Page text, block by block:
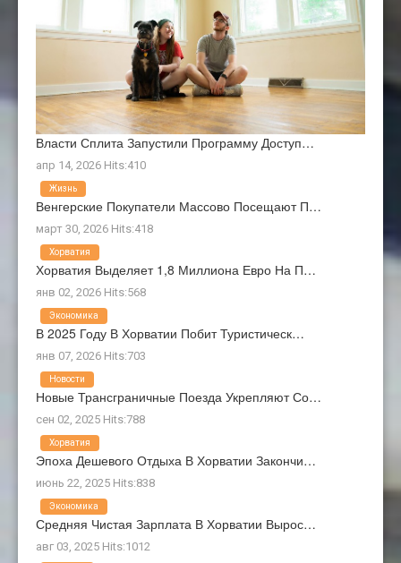
Власти Сплита Запустили Программу Доступ…
апр 14, 2026 Hits:410
Венгерские Покупатели Массово Посещают П…
март 30, 2026 Hits:418
Жизнь
Хорватия Выделяет 1,8 Миллиона Евро На П…
янв 02, 2026 Hits:568
Хорватия
В 2025 Году В Хорватии Побит Туристическ…
янв 07, 2026 Hits:703
Экономика
Новые Трансграничные Поезда Укрепляют Со…
сен 02, 2025 Hits:788
Новости
Эпоха Дешевого Отдыха В Хорватии Закончи…
июнь 22, 2025 Hits:838
Хорватия
Средняя Чистая Зарплата В Хорватии Вырос…
авг 03, 2025 Hits:1012
Экономика